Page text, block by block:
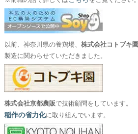
以前、神奈川県の養鶏場、 株式会社コトブキ園
製造に関わらせていただきました。
株式会社京都農販で技術顧問をしています。
稲作の省力化に取り組んでいます。